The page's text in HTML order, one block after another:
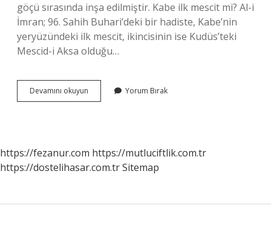
göçü sırasında inşa edilmiştir. Kabe ilk mescit mi? Al-i
İmran; 96. Sahih Buhari’deki bir hadiste, Kabe’nin
yeryüzündeki ilk mescit, ikincisinin ise Kudüs’teki
Mescid-i Aksa olduğu…
Devamını okuyun
Mescit
Yorum Bırak
https://fezanur.com https://mutluciftlik.com.tr
https://dostelihasar.com.trSitemap